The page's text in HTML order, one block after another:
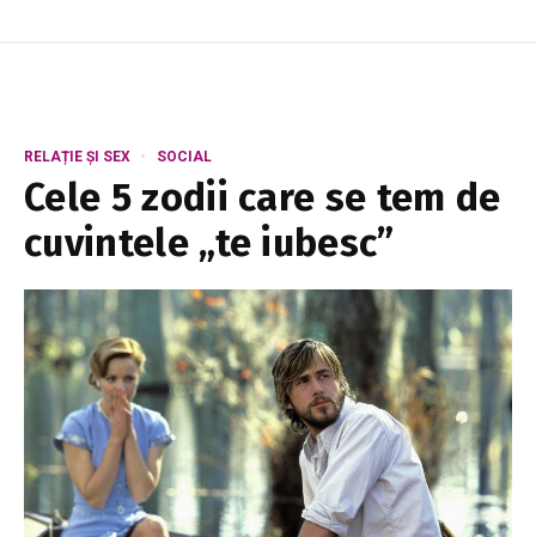
RELAȚIE ȘI SEX SOCIAL
Cele 5 zodii care se tem de
cuvintele „te iubesc”